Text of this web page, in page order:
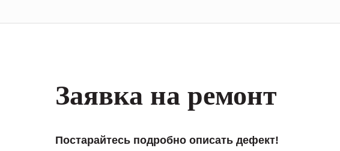
Заявка на ремонт
Постарайтесь подробно описать дефект!